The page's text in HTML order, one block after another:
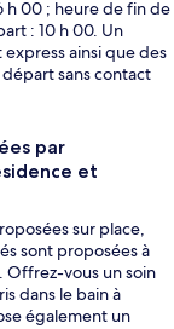
h 00 ; heure de fin de
: 10 h 00. Un
ainsi que des
sans contact
par
et
sur place,
sont proposées à
Offrez-vous un soin
dans le bain à
également un